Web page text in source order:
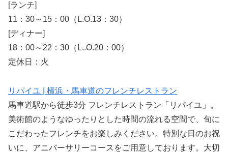
[ランチ]
11：30～15：00（L.O.13：30）
[ディナー]
18：00～22：30（L..O.20：00）
定休日：火
リパイユ | 横浜・馬車道のフレンチレストラン
馬車道駅から徒歩3分 フレンチレストラン「リパイユ」。
美術館のようなゆったりとした時間の流れる空間で、旬に
こだわったフレンチをお楽しみください。特別な日のお祝
いに、アニバーサリーコースをご用意しております。大切